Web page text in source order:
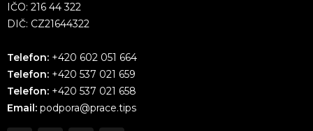
IČO: 216 44 322
DIČ: CZ21644322
Telefon: +420 602 051 664
Telefon: +420 537 021 659
Telefon: +420 537 021 658
Email: podpora@prace.tips